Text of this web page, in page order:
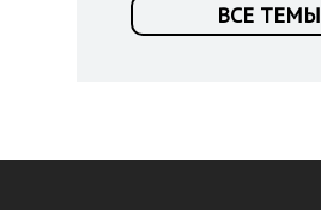
ВСЕ ТЕМЫ